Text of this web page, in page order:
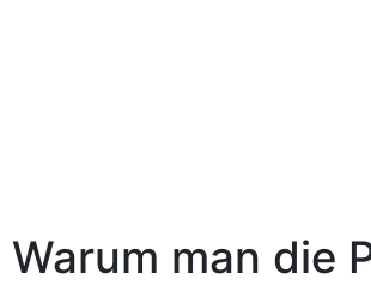
Warum man die